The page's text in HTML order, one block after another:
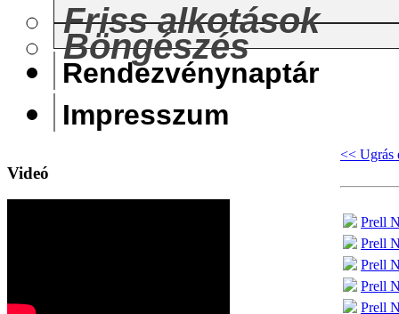
Friss alkotások
Böngészés
Rendezvénynaptár
Impresszum
Videó
<< Ugrás
Prell
Prell
Prell
Prell
Prell